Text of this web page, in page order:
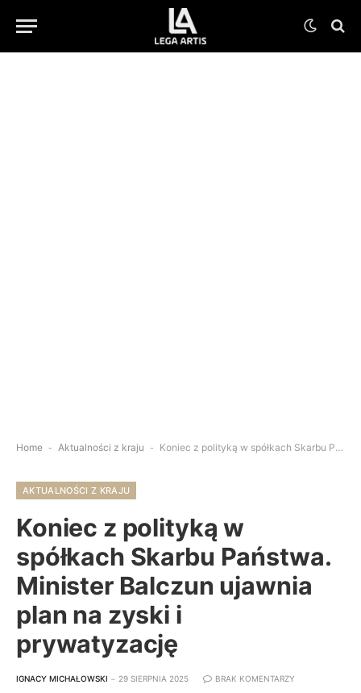
Home - Aktualności z kraju - Koniec z polityką w spółkach Skarbu Państwa. Minister Balczun ujawnia plan na zyski i prywatyzację
AKTUALNOŚCI Z KRAJU
Koniec z polityką w
spółkach Skarbu Państwa.
Minister Balczun ujawnia
plan na zyski i
prywatyzację
IGNACY MICHAŁOWSKI 29 SIERPNIA 2025 BRAK KOMENTARZY